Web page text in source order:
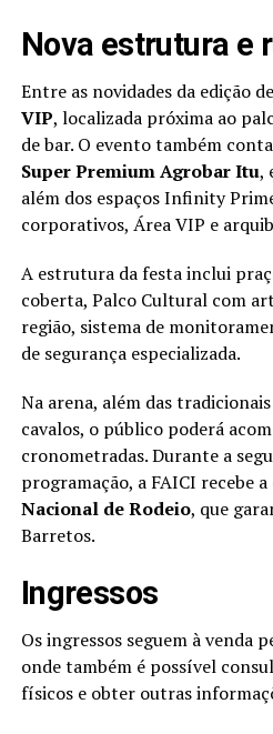
Nova estrutura e
Entre as novidades da edição
VIP, localizada próxima ao
de bar. O evento também
Super Premium Agrobar Itu,
além dos espaços Infinity
corporativos, Área VIP e
A estrutura da festa inclui
coberta, Palco Cultural com
região, sistema de
de segurança especializada.
Na arena, além das
cavalos, o público poderá
cronometradas. Durante a
programação, a FAICI recebe
Nacional de Rodeio, que
Barretos.
Ingressos
Os ingressos seguem à venda
onde também é possível
físicos e obter outras